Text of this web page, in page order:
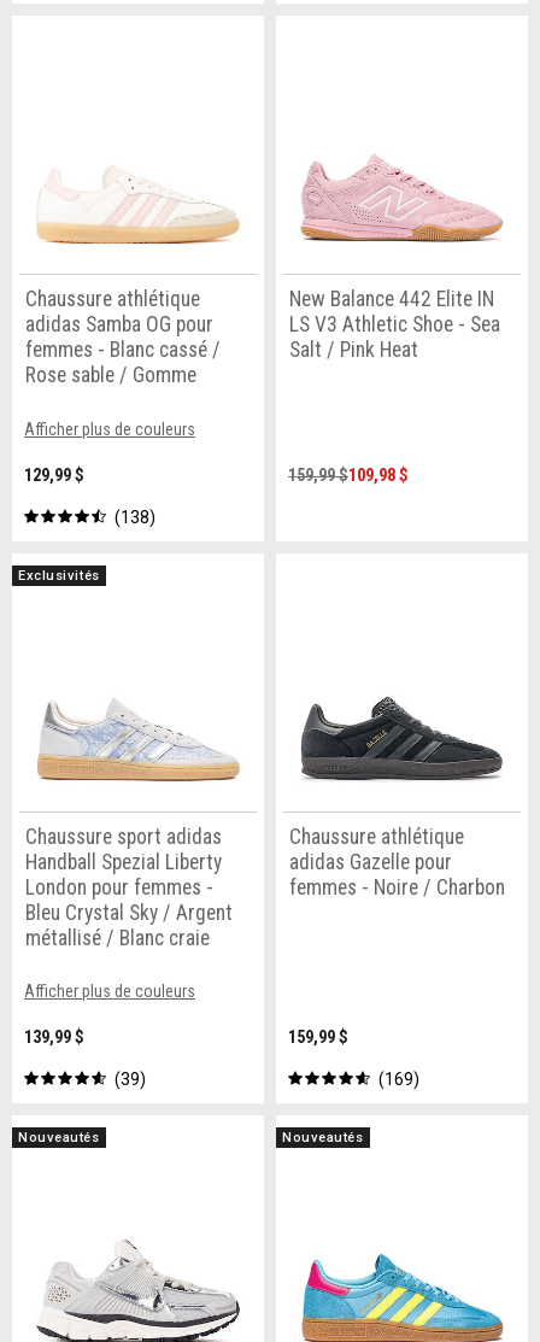
Chaussure athlétique
adidas Samba OG pour
femmes - Blanc cassé /
Rose sable / Gomme
Afficher plus de couleurs
129,99 $
138
New Balance 442 Elite IN
LS V3 Athletic Shoe - Sea
Salt / Pink Heat
159,99 $109,98 $
Exclusivités
Chaussure sport adidas
Handball Spezial Liberty
London pour femmes -
Bleu Crystal Sky / Argent
métallisé / Blanc craie
Afficher plus de couleurs
139,99 $
39
Chaussure athlétique
adidas Gazelle pour
femmes - Noire / Charbon
159,99 $
169
Nouveautés Nouveautés